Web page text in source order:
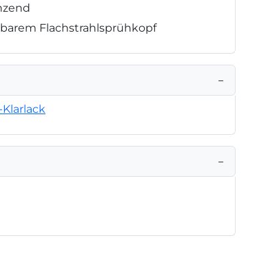
Flachstrahlsprühkopf
−
−